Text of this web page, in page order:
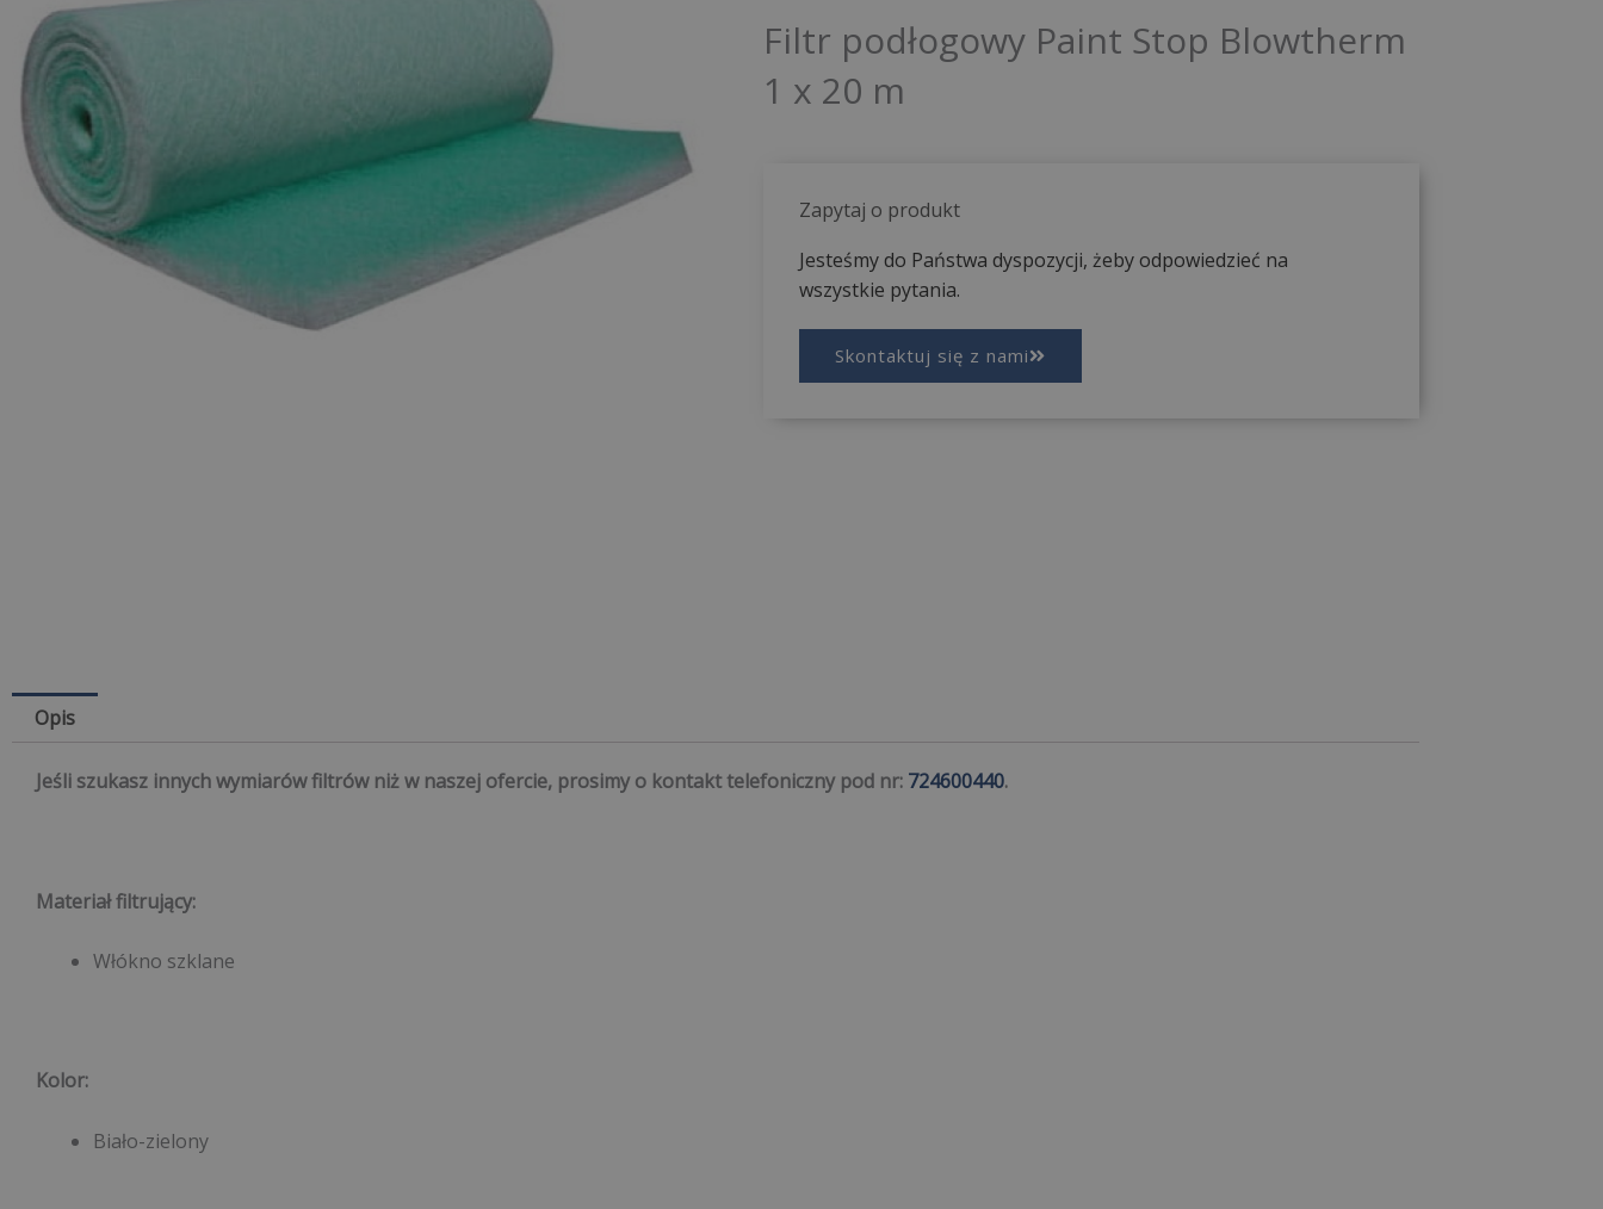
Filtr podłogowy Paint Stop Blowtherm
1 x 20 m
Zapytaj o produkt
Jesteśmy do Państwa dyspozycji, żeby odpowiedzieć na
wszystkie pytania.
Skontaktuj się z nami
Opis
Jeśli szukasz innych wymiarów filtrów niż w naszej ofercie, prosimy o kontakt telefoniczny pod nr: 724600440.
Materiał filtrujący:
Włókno szklane
Kolor:
Biało-zielony